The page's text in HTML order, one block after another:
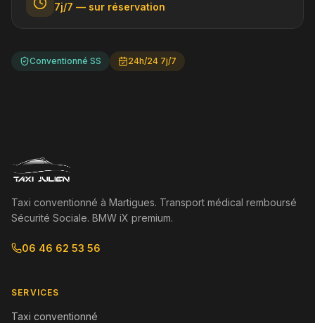
7j/7 — sur réservation
Conventionné SS 24h/24 7j/7
Taxi conventionné à Martigues. Transport médical remboursé
Sécurité Sociale. BMW iX premium.
06 46 62 53 56
SERVICES
Taxi conventionné